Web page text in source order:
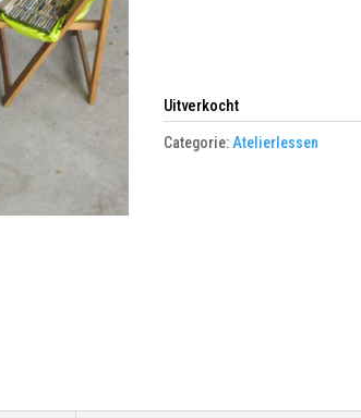
Uitverkocht
Categorie: Atelierlessen